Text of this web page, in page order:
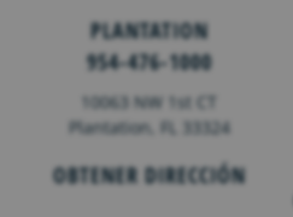
PLANTATION
954-476-1000
10063 NW 1st CT
Plantation, FL 33324
OBTENER DIRECCIÓN